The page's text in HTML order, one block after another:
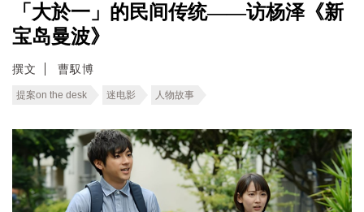
「大於一」的民间传统——访杨泽《新
宝岛曼波》
撰文 曹馭博
提案on the desk 迷电影 人物故事